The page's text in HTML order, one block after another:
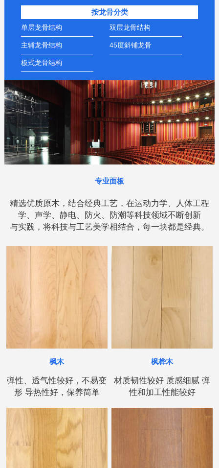
按龙骨分类
单层龙骨结构 双层龙骨结构
主辅龙骨结构 45度斜铺龙骨
板式龙骨结构
专业面板
精选优质原木，结合经典工艺，在运动力学、人体工程
学、声学、静电、防火、防潮等科技领域不断创新
与实践，将科技与工艺美学相结合，每一块都是经典。
枫木
弹性、透气性较好，不易变
形 导热性好，保养简单
枫桦木
材质韧性较好 质感细腻 弹
性和加工性能较好